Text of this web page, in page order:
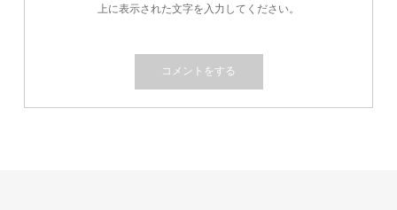
上に表示された文字を入力してください。